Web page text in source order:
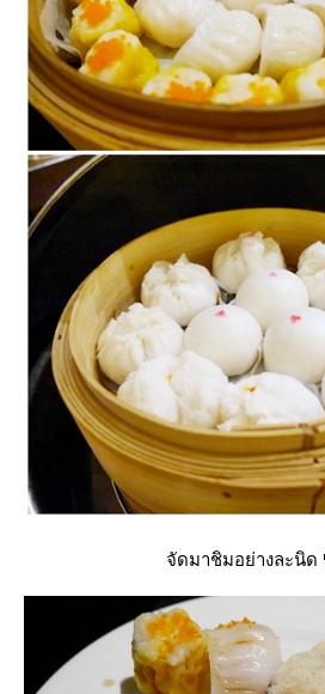
จัดมาชิมอย่างละนิด